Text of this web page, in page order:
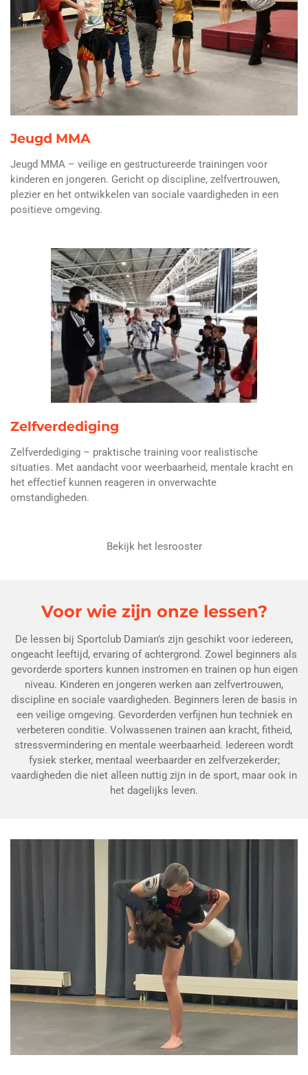
Jeugd MMA
Jeugd MMA – veilige en gestructureerde trainingen voor
kinderen en jongeren. Gericht op discipline, zelfvertrouwen,
plezier en het ontwikkelen van sociale vaardigheden in een
positieve omgeving.
Zelfverdediging
Zelfverdediging – praktische training voor realistische
situaties. Met aandacht voor weerbaarheid, mentale kracht en
het effectief kunnen reageren in onverwachte
omstandigheden.
Bekijk het lesrooster
Voor wie zijn onze lessen?
De lessen bij Sportclub Damian’s zijn geschikt voor iedereen,
ongeacht leeftijd, ervaring of achtergrond. Zowel beginners als
gevorderde sporters kunnen instromen en trainen op hun eigen
niveau. Kinderen en jongeren werken aan zelfvertrouwen,
discipline en sociale vaardigheden. Beginners leren de basis in
een veilige omgeving. Gevorderden verfijnen hun techniek en
verbeteren conditie. Volwassenen trainen aan kracht, fitheid,
stressvermindering en mentale weerbaarheid. Iedereen wordt
fysiek sterker, mentaal weerbaarder en zelfverzekerder;
vaardigheden die niet alleen nuttig zijn in de sport, maar ook in
het dagelijks leven.